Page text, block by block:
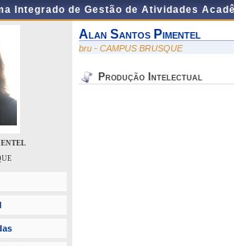
Integrado de Gestão de Atividades
Alan Santos Pimentel
bru - CAMPUS BRUSQUE
Produção Intelectual